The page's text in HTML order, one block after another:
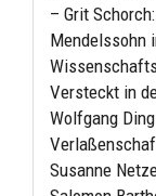
– Grit
Mendelssohn
Versteckt in
Wolfgang
Susanne